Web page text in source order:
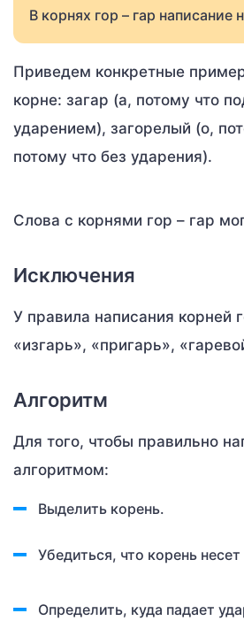
В корнях гор – гар написание
Приведем конкретные
корне: загар (а, потому что
ударением), загорелый (о,
потому что без ударения).
Слова с корнями гор – гар
Исключения
У правила написания корней
«изгарь», «пригарь»,
Алгоритм
Для того, чтобы правильно
алгоритмом:
Выделить корень.
Убедиться, что корень
Определить, куда падает